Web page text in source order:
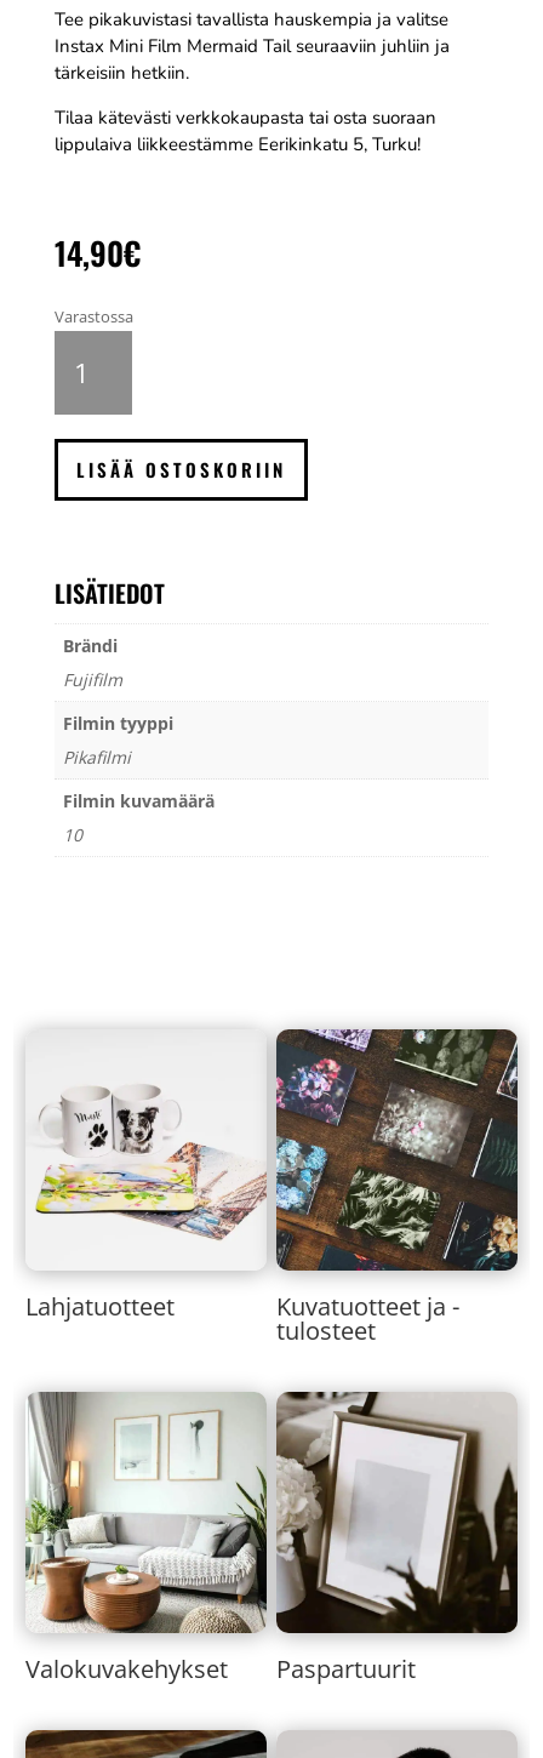
Tee pikakuvistasi tavallista hauskempia ja valitse
Instax Mini Film Mermaid Tail seuraaviin juhliin ja
tärkeisiin hetkiin.
Tilaa kätevästi verkkokaupasta tai osta suoraan
lippulaiva liikkeestämme Eerikinkatu 5, Turku!
14,90€
Varastossa
Instax
pikafilmi,
LISÄÄ OSTOSKORIIN
LISÄTIEDOT
Brändi
Fujifilm
Filmin tyyppi
Pikafilmi
Filmin kuvamäärä
10
Lahjatuotteet Kuvatuotteet ja -
tulosteet
Valokuvakehykset Paspartuurit